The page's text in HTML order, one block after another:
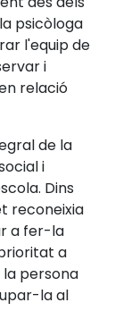
psicòloga
l'equip de
i
relació
de la
i
Dins
reconeixia
a fer-la
a
la persona
la al